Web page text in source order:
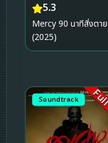
5.3
Mercy 90 นาทีสั่งตาย
(2025)
Soundtrack